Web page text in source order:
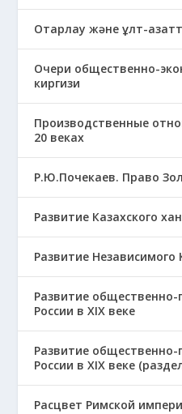
Отарлау және ұлт-
Очери общественно-
киргизи
Производственные
20 веках
Р.Ю.Почекаев. Право
Развитие Казахского
Развитие Независимого
Развитие
России в XIX веке
Развитие
России в XIX веке
Расцвет Римской